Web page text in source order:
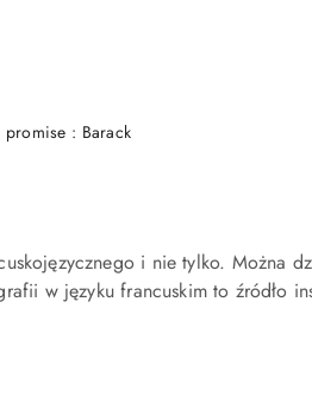
promise : Barack
i nie tylko. Można
w języku francuskim to źródło